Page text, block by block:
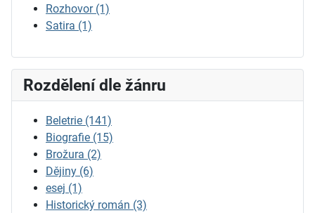
Rozhovor (1)
Satira (1)
Rozdělení dle žánru
Beletrie (141)
Biografie (15)
Brožura (2)
Dějiny (6)
esej (1)
Historický román (3)